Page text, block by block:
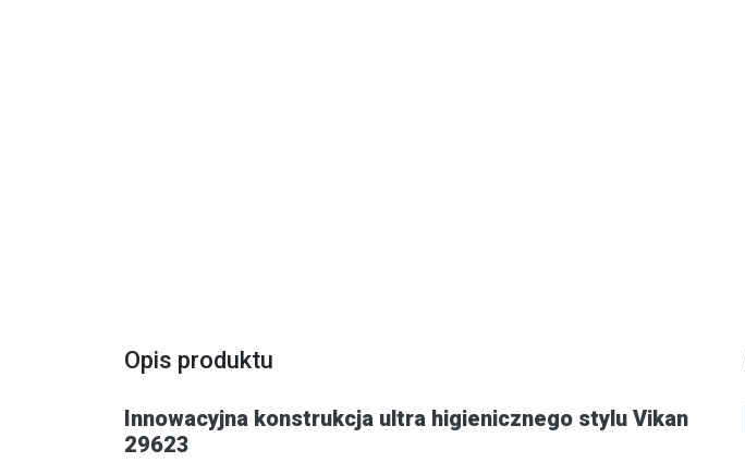
Opis produktu
Innowacyjna konstrukcja ultra higienicznego stylu Vikan
29623